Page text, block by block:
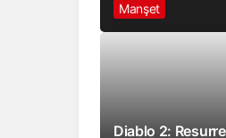
Manşet
Diablo 2: